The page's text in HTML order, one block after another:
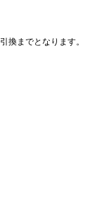
換までとなります。